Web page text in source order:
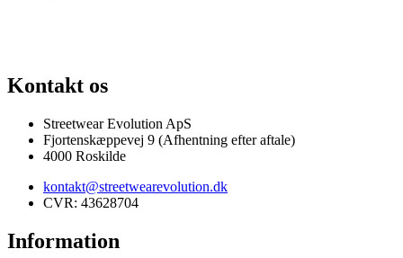
Kontakt os
Streetwear Evolution ApS
Fjortenskæppevej 9 (Afhentning efter aftale)
4000 Roskilde
kontakt@streetwearevolution.dk
CVR: 43628704
Information